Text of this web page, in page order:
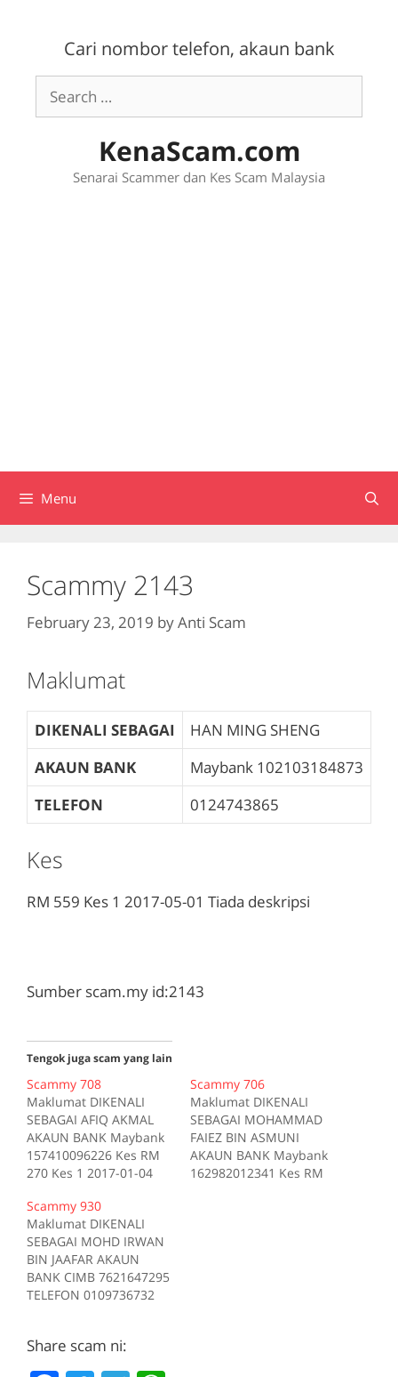
Cari nombor telefon, akaun bank
Search
for:
KenaScam.com
Senarai Scammer dan Kes Scam Malaysia
Menu
Scammy 2143
February 23, 2019 byAnti Scam
Maklumat
DIKENALI SEBAGAI
HAN MING SHENG
AKAUN BANK
Maybank 102103184873
TELEFON
0124743865
Kes
RM 559 Kes 1 2017-05-01 Tiada deskripsi
Sumber scam.my id:2143
Tengok juga scam yang lain
Scammy 708
Maklumat DIKENALI
SEBAGAI AFIQ AKMAL
AKAUN BANK Maybank
157410096226 Kes RM
270 Kes 1 2017-01-04
Sumber scam.my id:708
Scammy 706
Maklumat DIKENALI
SEBAGAI MOHAMMAD
FAIEZ BIN ASMUNI
AKAUN BANK Maybank
162982012341 Kes RM
Scammy 930
Maklumat DIKENALI
SEBAGAI MOHD IRWAN
BIN JAAFAR AKAUN
BANK CIMB 7621647295
TELEFON 0109736732
deskripsi Sumber
Share scam ni: